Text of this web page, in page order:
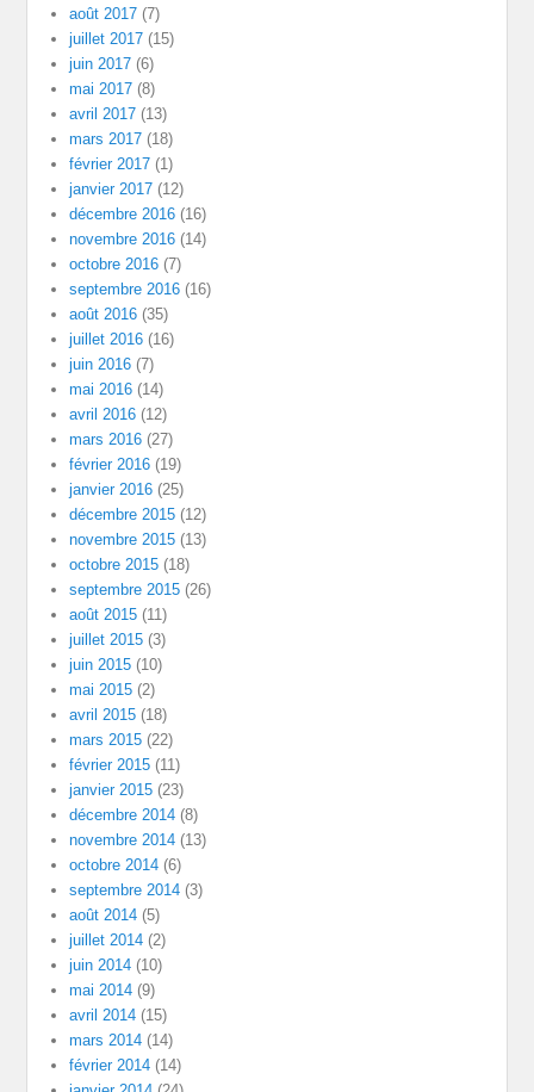
août 2017 (7)
juillet 2017 (15)
juin 2017 (6)
mai 2017 (8)
avril 2017 (13)
mars 2017 (18)
février 2017 (1)
janvier 2017 (12)
décembre 2016 (16)
novembre 2016 (14)
octobre 2016 (7)
septembre 2016 (16)
août 2016 (35)
juillet 2016 (16)
juin 2016 (7)
mai 2016 (14)
avril 2016 (12)
mars 2016 (27)
février 2016 (19)
janvier 2016 (25)
décembre 2015 (12)
novembre 2015 (13)
octobre 2015 (18)
septembre 2015 (26)
août 2015 (11)
juillet 2015 (3)
juin 2015 (10)
mai 2015 (2)
avril 2015 (18)
mars 2015 (22)
février 2015 (11)
janvier 2015 (23)
décembre 2014 (8)
novembre 2014 (13)
octobre 2014 (6)
septembre 2014 (3)
août 2014 (5)
juillet 2014 (2)
juin 2014 (10)
mai 2014 (9)
avril 2014 (15)
mars 2014 (14)
février 2014 (14)